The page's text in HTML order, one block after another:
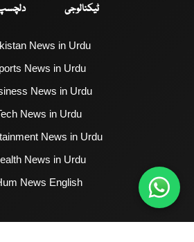
ٹیکنالوجی
News in Urdu
News in Urdu
News in Urdu
News in Urdu
News in Urdu
News in Urdu
News English